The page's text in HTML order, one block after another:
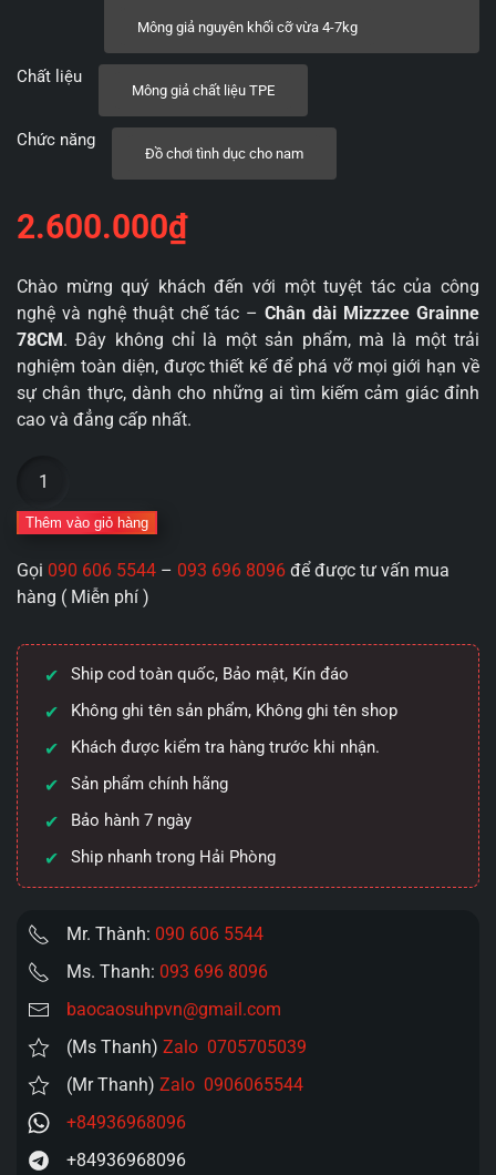
Mông giả nguyên khối cỡ vừa 4-7kg
Chất liệu
Mông giả chất liệu TPE
Chức năng
Đồ chơi tình dục cho nam
2.600.000₫
Chào mừng quý khách đến với một tuyệt tác của công
nghệ và nghệ thuật chế tác – Chân dài Mizzzee Grainne
78CM. Đây không chỉ là một sản phẩm, mà là một trải
nghiệm toàn diện, được thiết kế để phá vỡ mọi giới hạn về
sự chân thực, dành cho những ai tìm kiếm cảm giác đỉnh
cao và đẳng cấp nhất.
nguyên
Mizzzee
da
chân
thực
Grainne
rung
hút
70CM
số
lượng
Thêm vào giỏ hàng
Gọi 090 606 5544 – 093 696 8096 để được tư vấn mua
hàng ( Miễn phí )
Ship cod toàn quốc, Bảo mật, Kín đáo
Không ghi tên sản phẩm, Không ghi tên shop
Khách được kiểm tra hàng trước khi nhận.
Sản phẩm chính hãng
Bảo hành 7 ngày
Ship nhanh trong Hải Phòng
Mr. Thành: 090 606 5544
Ms. Thanh: 093 696 8096
baocaosuhpvn@gmail.com
(Ms Thanh) Zalo 0705705039
(Mr Thanh) Zalo 0906065544
+84936968096
+84936968096